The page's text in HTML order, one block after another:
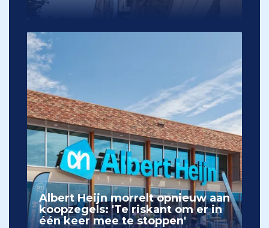
Albert Heijn morrelt opnieuw aan
koopzegels: 'Te riskant om er in
één keer mee te stoppen'